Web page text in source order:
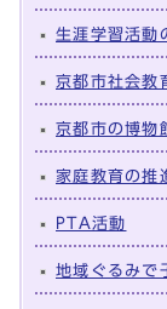
生涯学習活動
京都市社会教
京都市の博物
家庭教育の推
PTA活動
地域ぐるみで